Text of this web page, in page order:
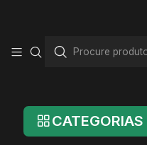
CATEGORIAS